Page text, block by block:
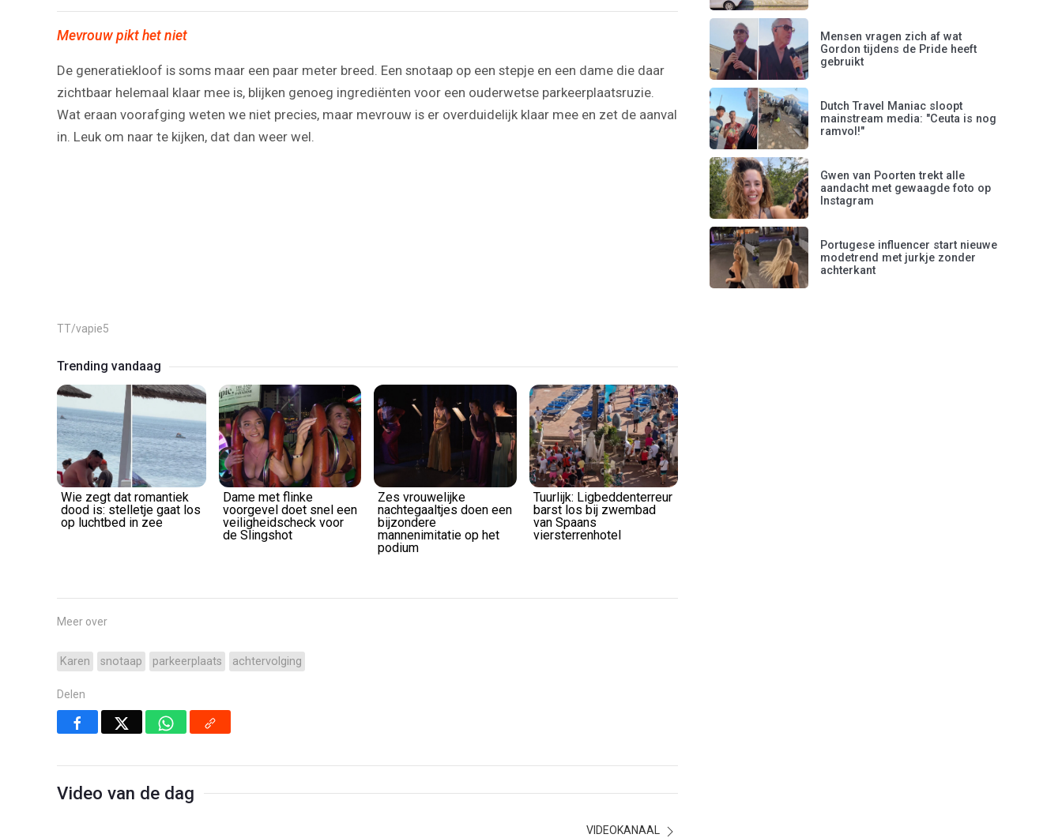
Mevrouw pikt het niet
De generatiekloof is soms maar een paar meter breed. Een snotaap op een stepje en een dame die daar
zichtbaar helemaal klaar mee is, blijken genoeg ingrediënten voor een ouderwetse parkeerplaatsruzie.
Wat eraan voorafging weten we niet precies, maar mevrouw is er overduidelijk klaar mee en zet de aanval
in. Leuk om naar te kijken, dat dan weer wel.
Play
Video
TT/vapie5
Trending vandaag
Wie zegt dat romantiek
dood is: stelletje gaat los
op luchtbed in zee
Dame met flinke
voorgevel doet snel een
veiligheidscheck voor
de Slingshot
Zes vrouwelijke
nachtegaaltjes doen een
bijzondere
mannenimitatie op het
podium
Tuurlijk: Ligbeddenterreur
barst los bij zwembad
van Spaans
viersterrenhotel
Meer over
Karen snotaap parkeerplaats achtervolging
Delen
Video van de dag
VIDEOKANAAL
Mensen vragen zich af wat
Gordon tijdens de Pride heeft
gebruikt
Dutch Travel Maniac sloopt
mainstream media: "Ceuta is nog
ramvol!"
Gwen van Poorten trekt alle
aandacht met gewaagde foto op
Instagram
Portugese influencer start nieuwe
modetrend met jurkje zonder
achterkant